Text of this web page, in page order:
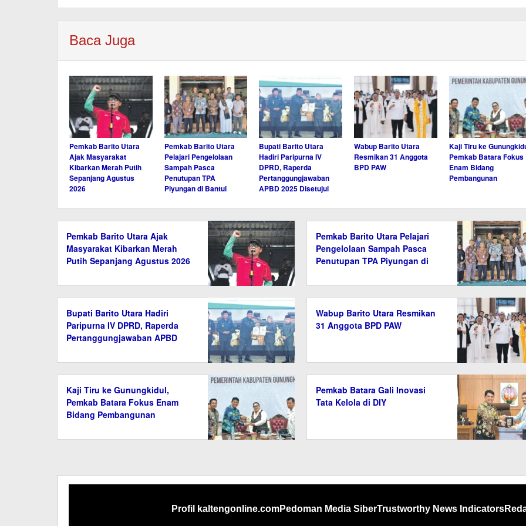
Baca Juga
Pemkab Barito Utara
Ajak Masyarakat
Kibarkan Merah Putih
Sepanjang Agustus
2026
Pemkab Barito Utara
Pelajari Pengelolaan
Sampah Pasca
Penutupan TPA
Piyungan di Bantul
Bupati Barito Utara
Hadiri Paripurna IV
DPRD, Raperda
Pertanggungjawaban
APBD 2025 Disetujui
Wabup Barito Utara
Resmikan 31 Anggota
BPD PAW
Kaji Tiru ke
Pemkab Batara Fokus
Enam Bidang
Pembangunan
Pemkab Barito Utara Ajak
Masyarakat Kibarkan Merah
Putih Sepanjang Agustus 2026
Pemkab Barito Utara Pelajari
Pengelolaan Sampah Pasca
Penutupan TPA Piyungan di
Bupati Barito Utara Hadiri
Paripurna IV DPRD, Raperda
Pertanggungjawaban APBD
Wabup Barito Utara Resmikan
31 Anggota BPD PAW
Kaji Tiru ke Gunungkidul,
Pemkab Batara Fokus Enam
Bidang Pembangunan
Pemkab Batara Gali Inovasi
Tata Kelola di DIY
Profil kaltengonline.comPedoman Media SiberTrustworthy News Indicators